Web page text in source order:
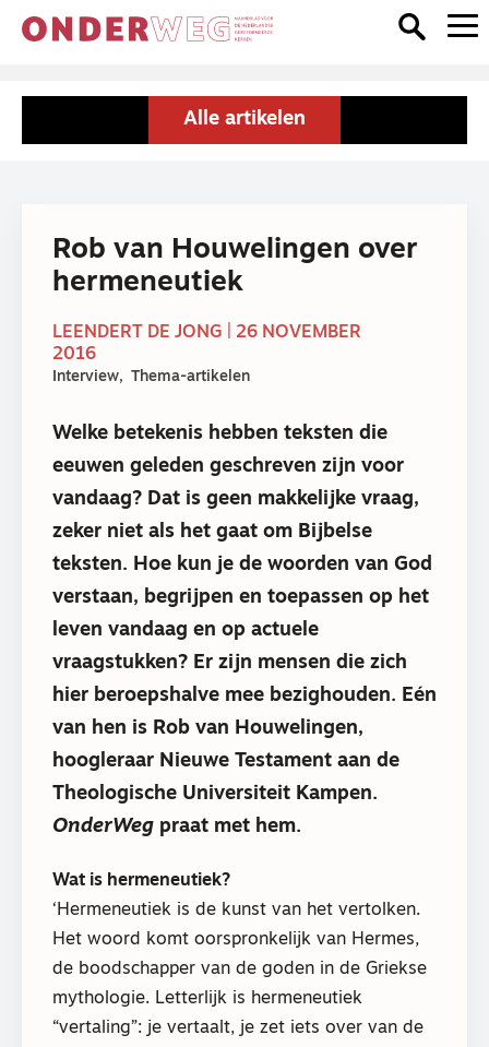
Alle artikelen
Rob van Houwelingen over
hermeneutiek
LEENDERT DE JONG | 26 NOVEMBER
2016
Interview Thema-artikelen
Welke betekenis hebben teksten die
eeuwen geleden geschreven zijn voor
vandaag? Dat is geen makkelijke vraag,
zeker niet als het gaat om Bijbelse
teksten. Hoe kun je de woorden van God
verstaan, begrijpen en toepassen op het
leven vandaag en op actuele
vraagstukken? Er zijn mensen die zich
hier beroepshalve mee bezighouden. Eén
van hen is Rob van Houwelingen,
hoogleraar Nieuwe Testament aan de
Theologische Universiteit Kampen.
OnderWeg praat met hem.
Wat is hermeneutiek?
‘Hermeneutiek is de kunst van het vertolken.
Het woord komt oorspronkelijk van Hermes,
de boodschapper van de goden in de Griekse
mythologie. Letterlijk is hermeneutiek
“vertaling”: je vertaalt, je zet iets over van de